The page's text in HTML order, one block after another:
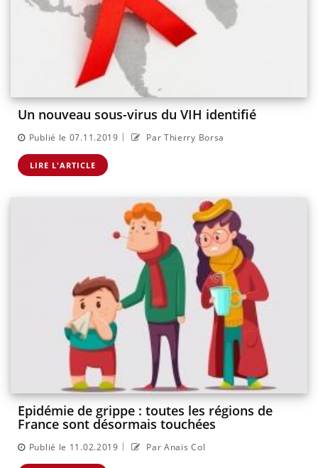
Un nouveau sous-virus du VIH identifié
Publié le 07.11.2019 | Par Thierry Borsa
LIRE L'ARTICLE
Epidémie de grippe : toutes les régions de
France sont désormais touchées
Publié le 11.02.2019 | Par Anaïs Col